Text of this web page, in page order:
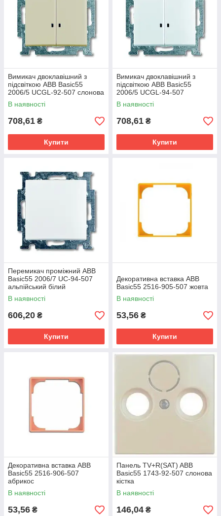
Вимикач двоклавішний з
підсвіткою ABB Basic55
2006/5 UCGL-92-507 слонова
кістка
В наявності
708,61 ₴
Купити
Вимикач двоклавішний з
підсвіткою ABB Basic55
2006/5 UCGL-94-507
альпійський білий
В наявності
708,61 ₴
Купити
Перемикач проміжний ABB
Basic55 2006/7 UC-94-507
альпійський білий
В наявності
606,20 ₴
Купити
Декоративна вставка ABB
Basic55 2516-905-507 жовта
В наявності
53,56 ₴
Купити
Декоративна вставка ABB
Basic55 2516-906-507
абрикос
В наявності
53,56 ₴
Панель TV+R(SAT) ABB
Basic55 1743-92-507 слонова
кістка
В наявності
146,04 ₴